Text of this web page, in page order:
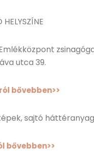
utca 39.
bővebben>>
sajtó
bővebben>>